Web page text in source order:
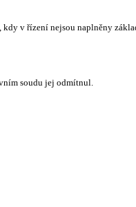
v řízení nejsou naplněny
soudu jej odmítnul.